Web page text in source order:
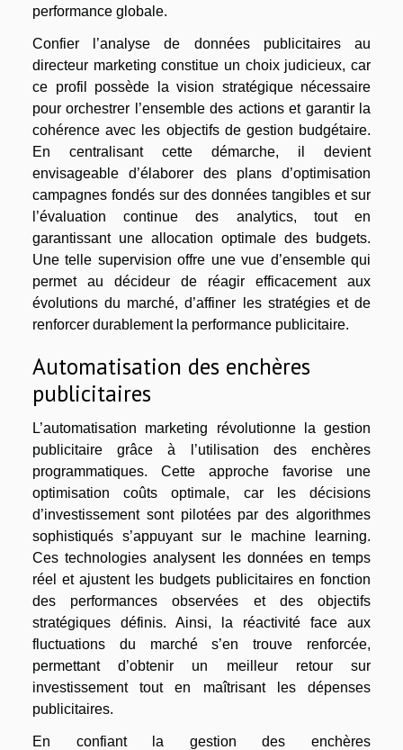
performance globale.
Confier l’analyse de données publicitaires au
directeur marketing constitue un choix judicieux, car
ce profil possède la vision stratégique nécessaire
pour orchestrer l’ensemble des actions et garantir la
cohérence avec les objectifs de gestion budgétaire.
En centralisant cette démarche, il devient
envisageable d’élaborer des plans d’optimisation
campagnes fondés sur des données tangibles et sur
l’évaluation continue des analytics, tout en
garantissant une allocation optimale des budgets.
Une telle supervision offre une vue d’ensemble qui
permet au décideur de réagir efficacement aux
évolutions du marché, d’affiner les stratégies et de
renforcer durablement la performance publicitaire.
Automatisation des enchères
publicitaires
L’automatisation marketing révolutionne la gestion
publicitaire grâce à l’utilisation des enchères
programmatiques. Cette approche favorise une
optimisation coûts optimale, car les décisions
d’investissement sont pilotées par des algorithmes
sophistiqués s’appuyant sur le machine learning.
Ces technologies analysent les données en temps
réel et ajustent les budgets publicitaires en fonction
des performances observées et des objectifs
stratégiques définis. Ainsi, la réactivité face aux
fluctuations du marché s’en trouve renforcée,
permettant d’obtenir un meilleur retour sur
investissement tout en maîtrisant les dépenses
publicitaires.
En confiant la gestion des enchères